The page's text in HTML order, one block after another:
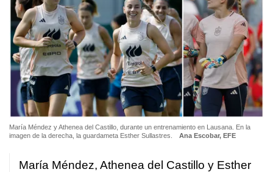
María Méndez y Athenea del Castillo, durante un entrenamiento en Lausana. En la
imagen de la derecha, la guardameta Esther Sullastres.
Ana Escobar, EFE
María Méndez, Athenea del Castillo y Esther